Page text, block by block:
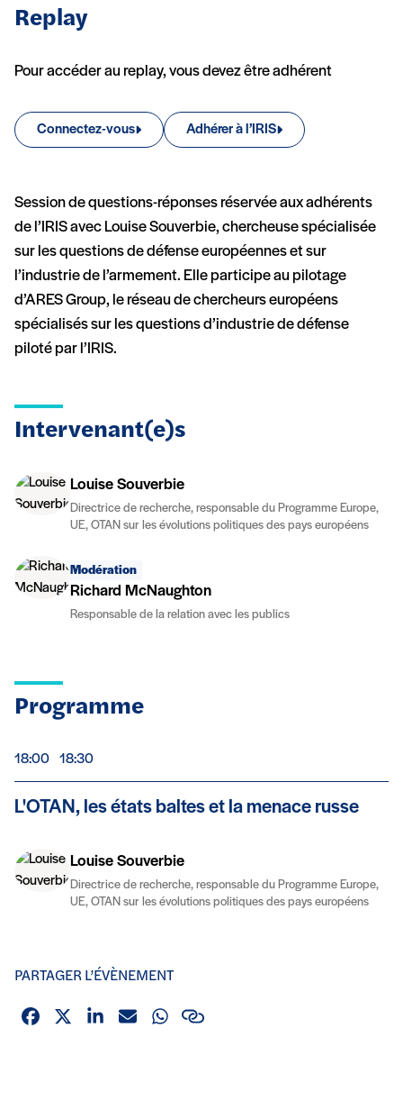
Replay
Pour accéder au replay, vous devez être adhérent
Connectez-vous Adhérer à l’IRIS
Session de questions-réponses réservée aux adhérents
de l’IRIS avec Louise Souverbie, chercheuse spécialisée
sur les questions de défense européennes et sur
l’industrie de l’armement. Elle participe au pilotage
d’ARES Group, le réseau de chercheurs européens
spécialisés sur les questions d’industrie de défense
piloté par l’IRIS.
Intervenant(e)s
Louise Souverbie
Directrice de recherche, responsable du Programme Europe,
UE, OTAN sur les évolutions politiques des pays européens
Modération
Richard McNaughton
Responsable de la relation avec les publics
Programme
De
18:00 à18:30
L'OTAN, les états baltes et la menace russe
Louise Souverbie
Directrice de recherche, responsable du Programme Europe,
UE, OTAN sur les évolutions politiques des pays européens
PARTAGER L’ÉVÈNEMENT
FacebookX (Twitter)
LinkedinEmailWhatsapp
Lien